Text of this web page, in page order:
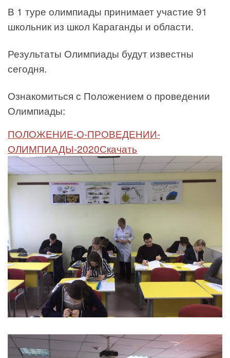
В 1 туре олимпиады принимает участие 91
школьник из школ Караганды и области.
Результаты Олимпиады будут известны
сегодня.
Ознакомиться с Положением о проведении
Олимпиады:
ПОЛОЖЕНИЕ-О-ПРОВЕДЕНИИ-
ОЛИМПИАДЫ-2020Скачать